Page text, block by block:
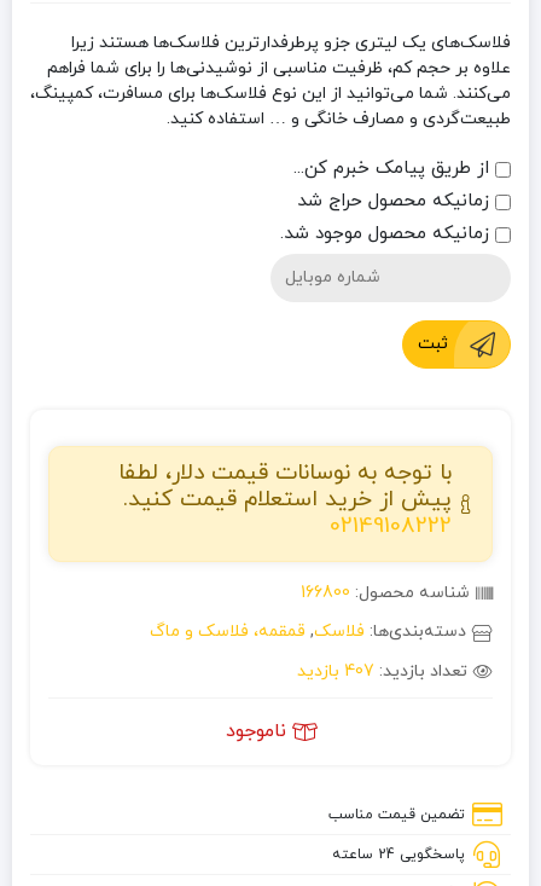
فلاسک‌های یک لیتری جزو پرطرفدارترین فلاسک‌ها هستند زیرا
علاوه بر حجم کم، ظرفیت مناسبی از نوشیدنی‌ها را برای شما فراهم
می‌کنند. شما می‌توانید از این نوع فلاسک‌ها برای مسافرت، کمپینگ،
طبیعت‌گردی و مصارف خانگی و … استفاده کنید.
از طریق پیامک خبرم کن...
زمانیکه محصول حراج شد
زمانیکه محصول موجود شد.
ثبت
با توجه به نوسانات قیمت دلار، لطفا
پیش از خرید استعلام قیمت کنید.
02149108222
شناسه محصول: 166800
دسته‌بندی‌ها: فلاسک, قمقمه، فلاسک و ماگ
تعداد بازدید: 407 بازدید
ناموجود
تضمین قیمت مناسب
پاسخگویی 24 ساعته